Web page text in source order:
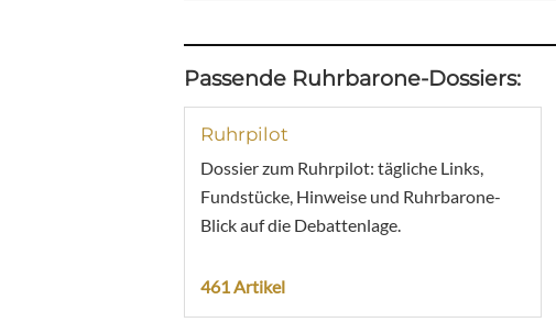
Passende Ruhrbarone-Dossiers:
Ruhrpilot
Dossier zum Ruhrpilot: tägliche Links,
Fundstücke, Hinweise und Ruhrbarone-
Blick auf die Debattenlage.
461 Artikel